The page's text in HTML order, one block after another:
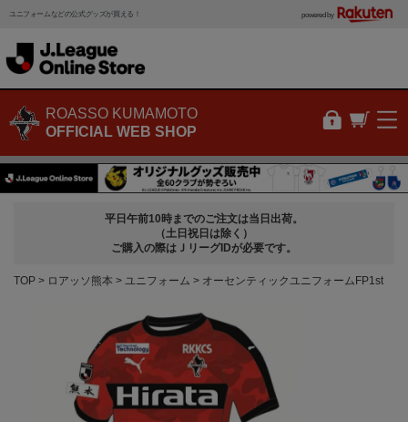
ユニフォームなどの公式グッズが買える！ powered by
ROASSO KUMAMOTO
OFFICIAL WEB SHOP
平日午前10時までのご注文は当日出荷。
（土日祝日は除く）
ご購入の際はＪリーグIDが必要です。
TOP ロアッソ熊本 ユニフォーム オーセンティックユニフォームFP1st